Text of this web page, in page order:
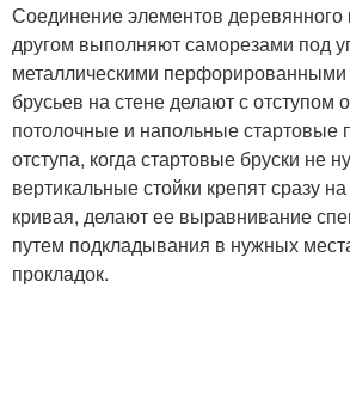
Соединение элементов деревянного
другом выполняют саморезами под
металлическими
брусьев на стене делают с отступом
потолочные и напольные стартовые
отступа, когда стартовые бруски не
вертикальные стойки крепят сразу
кривая, делают ее выравнивание
путем подкладывания в нужных
прокладок.